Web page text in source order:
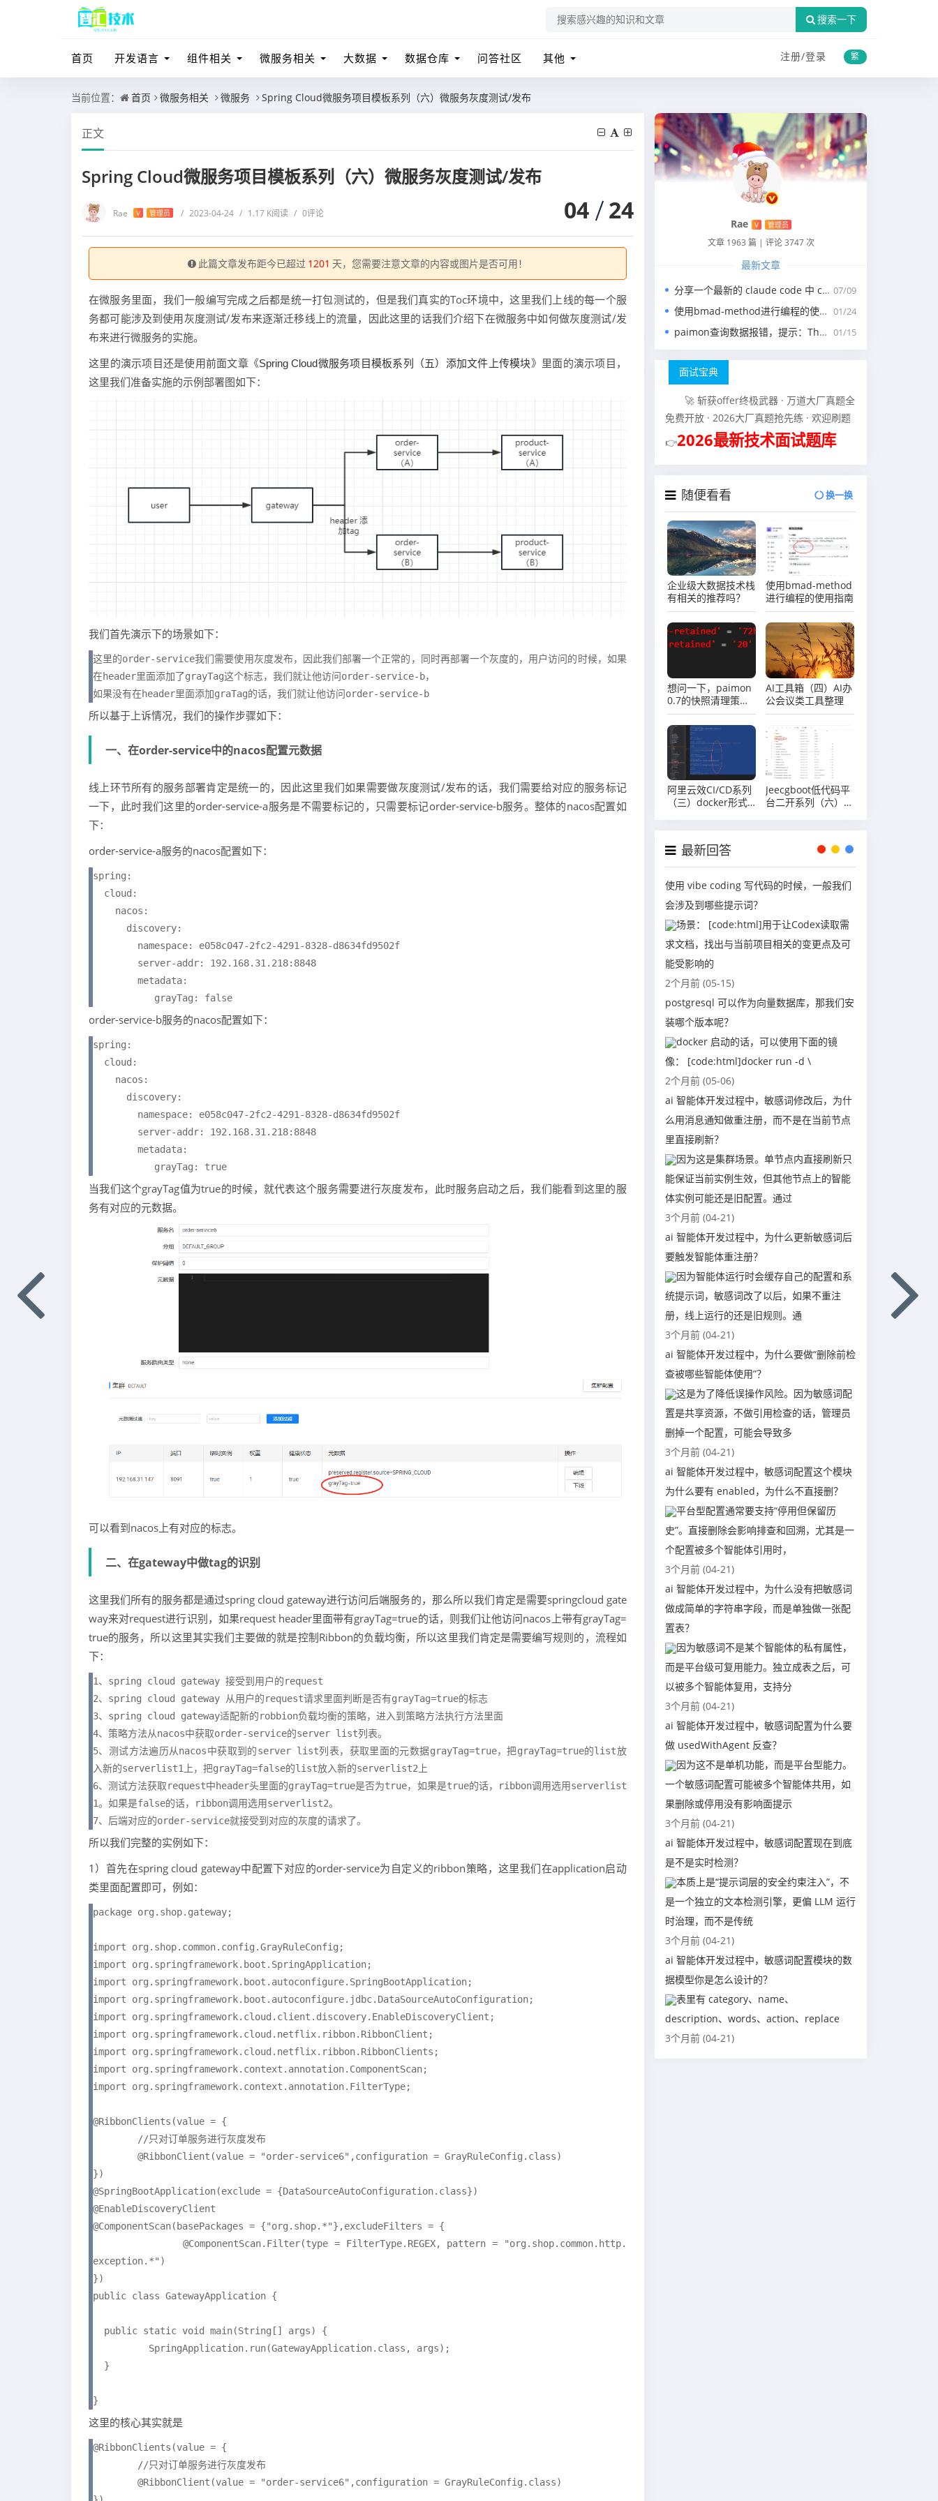
搜索一下
首页 开发语言 组件相关 微服务相关 大数据 数据仓库 问答社区 其他 注册/登录 繁
当前位置： 首页 微服务相关 微服务 Spring Cloud微服务项目模板系列（六）微服务灰度测试/发布
正文
Spring Cloud微服务项目模板系列（六）微服务灰度测试/发布
Rae V 管理员 / 2023-04-24 / 1.17 K阅读 / 0评论 04 24
此篇文章发布距今已超过 1201 天，您需要注意文章的内容或图片是否可用！
在微服务里面，我们一般编写完成之后都是统一打包测试的，但是我们真实的Toc环境中，这里我们上线的每一个服
务都可能涉及到使用灰度测试/发布来逐渐迁移线上的流量，因此这里的话我们介绍下在微服务中如何做灰度测试/发
布来进行微服务的实施。
这里的演示项目还是使用前面文章《Spring Cloud微服务项目模板系列（五）添加文件上传模块》里面的演示项目，
这里我们准备实施的示例部署图如下：
我们首先演示下的场景如下：
这里的order-service我们需要使用灰度发布，因此我们部署一个正常的，同时再部署一个灰度的，用户访问的时候，如果
在header里面添加了grayTag这个标志，我们就让他访问order-service-b，
如果没有在header里面添加graTag的话，我们就让他访问order-service-b
所以基于上诉情况，我们的操作步骤如下：
一、在order-service中的nacos配置元数据
线上环节所有的服务部署肯定是统一的，因此这里我们如果需要做灰度测试/发布的话，我们需要给对应的服务标记
一下，此时我们这里的order-service-a服务是不需要标记的，只需要标记order-service-b服务。整体的nacos配置如
下：
order-service-a服务的nacos配置如下：
spring:
cloud:
nacos:
discovery:
namespace: e058c047-2fc2-4291-8328-d8634fd9502f
server-addr: 192.168.31.218:8848
metadata:
grayTag: false
order-service-b服务的nacos配置如下：
spring:
cloud:
nacos:
discovery:
namespace: e058c047-2fc2-4291-8328-d8634fd9502f
server-addr: 192.168.31.218:8848
metadata:
grayTag: true
当我们这个grayTag值为true的时候，就代表这个服务需要进行灰度发布，此时服务启动之后，我们能看到这里的服
务有对应的元数据。
可以看到nacos上有对应的标志。
二、在gateway中做tag的识别
这里我们所有的服务都是通过spring cloud gateway进行访问后端服务的，那么所以我们肯定是需要springcloud gate
way来对request进行识别，如果request header里面带有grayTag=true的话，则我们让他访问nacos上带有grayTag=
true的服务，所以这里其实我们主要做的就是控制Ribbon的负载均衡，所以这里我们肯定是需要编写规则的，流程如
下：
1、spring cloud gateway 接受到用户的request
2、spring cloud gateway 从用户的request请求里面判断是否有grayTag=true的标志
3、spring cloud gateway适配新的robbion负载均衡的策略，进入到策略方法执行方法里面
4、策略方法从nacos中获取order-service的server list列表。
5、测试方法遍历从nacos中获取到的server list列表，获取里面的元数据grayTag=true，把grayTag=true的list放
入新的serverlist1上，把grayTag=false的list放入新的serverlist2上
6、测试方法获取request中header头里面的grayTag=true是否为true，如果是true的话，ribbon调用选用serverlist
1。如果是false的话，ribbon调用选用serverlist2。
7、后端对应的order-service就接受到对应的灰度的请求了。
所以我们完整的实例如下：
1）首先在spring cloud gateway中配置下对应的order-service为自定义的ribbon策略，这里我们在application启动
类里面配置即可，例如：
package org.shop.gateway;
import org.shop.common.config.GrayRuleConfig;
import org.springframework.boot.SpringApplication;
import org.springframework.boot.autoconfigure.SpringBootApplication;
import org.springframework.boot.autoconfigure.jdbc.DataSourceAutoConfiguration;
import org.springframework.cloud.client.discovery.EnableDiscoveryClient;
import org.springframework.cloud.netflix.ribbon.RibbonClient;
import org.springframework.cloud.netflix.ribbon.RibbonClients;
import org.springframework.context.annotation.ComponentScan;
import org.springframework.context.annotation.FilterType;
@RibbonClients(value = {
//只对订单服务进行灰度发布
@RibbonClient(value = "order-service6",configuration = GrayRuleConfig.class)
})
@SpringBootApplication(exclude = {DataSourceAutoConfiguration.class})
@EnableDiscoveryClient
@ComponentScan(basePackages = {"org.shop.*"},excludeFilters = {
		@ComponentScan.Filter(type = FilterType.REGEX, pattern = "org.shop.common.http.
exception.*")
})
public class GatewayApplication {
public static void main(String[] args) {
}
}
这里的核心其实就是
@RibbonClients(value = {
//只对订单服务进行灰度发布
@RibbonClient(value = "order-service6",configuration = GrayRuleConfig.class)
Rae V 管理员
文章 1963 篇 | 评论 3747 次
最新文章
07/09
分享一个最新的 claude code 中 claude.md 写代码的规约文件
01/24
使用bmad-method进行编程的使用指南
01/15
paimon查询数据报错，提示：The specified scan snapshotId 15845 is out of available snapshotId range [17875, 178
面试宝典
🚀 斩获offer终极武器 · 万道大厂真题全
免费开放 · 2026大厂真题抢先练 · 欢迎刷题
👉2026最新技术面试题库
随便看看 换一换
企业级大数据技术栈
有相关的推荐吗？
使用bmad-method
进行编程的使用指南
想问一下，paimon
0.7的快照清理策略
快照在72小时以
内，但是数量已经超
过20个啦，为什么
不自动删除啊？
AI工具箱（四）AI办
公会议类工具整理
阿里云效CI/CD系列
（三）docker形式
Jeecgboot低代码平
台二开系列（六）
最新回答
使用 vibe coding 写代码的时候，一般我们
会涉及到哪些提示词？
场景： [code:html]用于让Codex读取需
求文档，找出与当前项目相关的变更点及可
能受影响的
2个月前 (05-15)
postgresql 可以作为向量数据库，那我们安
装哪个版本呢？
docker 启动的话，可以使用下面的镜
像： [code:html]docker run -d \
2个月前 (05-06)
ai 智能体开发过程中，敏感词修改后，为什
么用消息通知做重注册，而不是在当前节点
里直接刷新？
因为这是集群场景。单节点内直接刷新只
能保证当前实例生效，但其他节点上的智能
体实例可能还是旧配置。通过
3个月前 (04-21)
ai 智能体开发过程中，为什么更新敏感词后
要触发智能体重注册？
因为智能体运行时会缓存自己的配置和系
统提示词，敏感词改了以后，如果不重注
册，线上运行的还是旧规则。通
3个月前 (04-21)
ai 智能体开发过程中，为什么要做“删除前检
查被哪些智能体使用”？
这是为了降低误操作风险。因为敏感词配
置是共享资源，不做引用检查的话，管理员
删掉一个配置，可能会导致多
3个月前 (04-21)
ai 智能体开发过程中，敏感词配置这个模块
为什么要有 enabled，为什么不直接删？
平台型配置通常要支持“停用但保留历
史”。直接删除会影响排查和回溯，尤其是一
个配置被多个智能体引用时，
3个月前 (04-21)
ai 智能体开发过程中，为什么没有把敏感词
做成简单的字符串字段，而是单独做一张配
置表？
因为敏感词不是某个智能体的私有属性，
而是平台级可复用能力。独立成表之后，可
以被多个智能体复用，支持分
3个月前 (04-21)
ai 智能体开发过程中，敏感词配置为什么要
做 usedWithAgent 反查？
因为这不是单机功能，而是平台型能力。
一个敏感词配置可能被多个智能体共用，如
果删除或停用没有影响面提示
3个月前 (04-21)
ai 智能体开发过程中，敏感词配置现在到底
是不是实时检测？
本质上是“提示词层的安全约束注入”，不
是一个独立的文本检测引擎，更偏 LLM 运行
时治理，而不是传统
3个月前 (04-21)
ai 智能体开发过程中，敏感词配置模块的数
据模型你是怎么设计的？
表里有 category、name、
description、words、action、replace
3个月前 (04-21)